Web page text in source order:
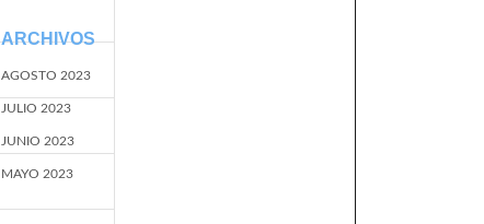
ARCHIVOS
AGOSTO 2023
JULIO 2023
JUNIO 2023
MAYO 2023